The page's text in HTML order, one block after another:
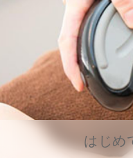
はじめ